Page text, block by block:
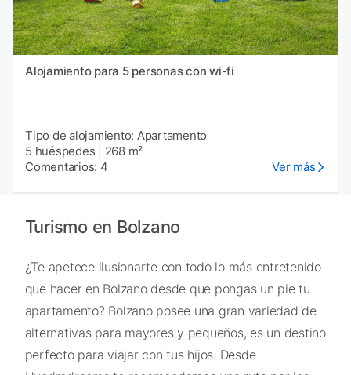
Alojamiento para 5 personas con wi-fi
Tipo de alojamiento: Apartamento
5 huéspedes
268 m²
Comentarios: 4
Ver más
Turismo en Bolzano
¿Te apetece ilusionarte con todo lo más entretenido
que hacer en Bolzano desde que pongas un pie tu
apartamento? Bolzano posee una gran variedad de
alternativas para mayores y pequeños, es un destino
perfecto para viajar con tus hijos. Desde